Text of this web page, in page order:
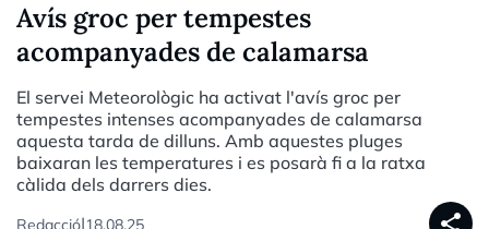
Avís groc per tempestes
acompanyades de calamarsa
El servei Meteorològic ha activat l'avís groc per
tempestes intenses acompanyades de calamarsa
aquesta tarda de dilluns. Amb aquestes pluges
baixaran les temperatures i es posarà fi a la ratxa
càlida dels darrers dies.
Redacció|18.08.25 share